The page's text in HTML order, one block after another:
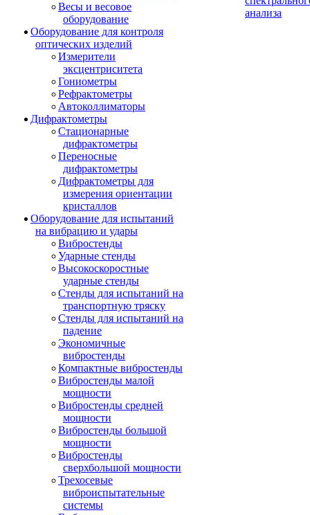
Весы и весовое
оборудование
Оборудование для контроля
оптических изделий
Измерители
эксцентриситета
Гониометры
Рефрактометры
Автоколлиматоры
Дифрактометры
Стационарные
дифрактометры
Переносные
дифрактометры
Дифрактометры для
измерения ориентации
кристаллов
Оборудование для испытаний
на вибрацию и удары
Вибростенды
Ударные стенды
Высокоскоростные
ударные стенды
Стенды для испытаний на
транспортную тряску
Стенды для испытаний на
падение
Экономичные
вибростенды
Компактные вибростенды
Вибростенды малой
мощности
Вибростенды средней
мощности
Вибростенды большой
мощности
Вибростенды
сверхбольшой мощности
Трехосевые
виброиспытательные
системы
анализа